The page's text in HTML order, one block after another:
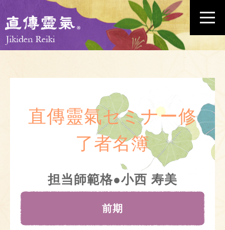
直傳靈氣セミナー修
了者名簿
担当師範格●小西 寿美
前期